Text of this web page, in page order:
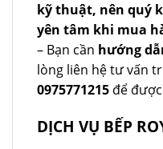
kỹ thuật, nên quý
yên tâm khi mua
– Bạn cần hướng
lòng liên hệ tư vấn
0975771215 để
DỊCH VỤ BẾP